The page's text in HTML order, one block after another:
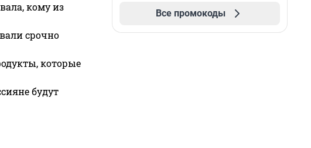
кому из
срочно
которые
будут
Все промокоды